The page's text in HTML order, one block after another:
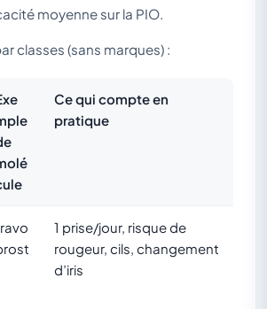
moyenne sur la PIO.
classes (sans marques) :
Ce qui compte en
pratique
1 prise/jour, risque de
rougeur, cils, changement
d’iris